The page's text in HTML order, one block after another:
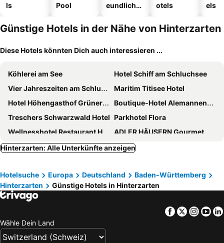
ls
Pool
eundliche
otels
els
Günstige Hotels in der Nähe von Hinterzarten
Diese Hotels könnten Dich auch interessieren ...
Köhlerei am See
Hotel Schiff am Schluchsee
Vier Jahreszeiten am Schluchsee
Maritim Titisee Hotel
Hotel Höhengasthof Grüner Baum
Boutique-Hotel Alemannenhof
Treschers Schwarzwald Hotel Parkhotel Flora
Wellnesshotel Restaurant Hexenschopf
ADLER HÄUSERN Gourmet & Spa Hotel
Seehotel Hubertus
Hotel Schlehdorn
Schreyers Hotel Restaurant Mutzel
Hotel Saigerhöh
BRUGGER' S Hotelpark Am Titisee
Bio- und Wellnesshotel Alpenblick
Hotel Auerhahn
Parkhotel Adler
Action Forest Hotel Titisee - n&auml;he Badeparadies
Hotel Thomahof
Hinterzarten: Alle Unterkünfte anzeigen
Hotelsuche Europa Deutschland
Baden-Württemberg
Hinterzarten
Günstige Hotels in Hinterzarten
Facebook
Twitter
Wähle Dein Land